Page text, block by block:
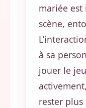
mariée
scène,
à sa
jouer le
rester